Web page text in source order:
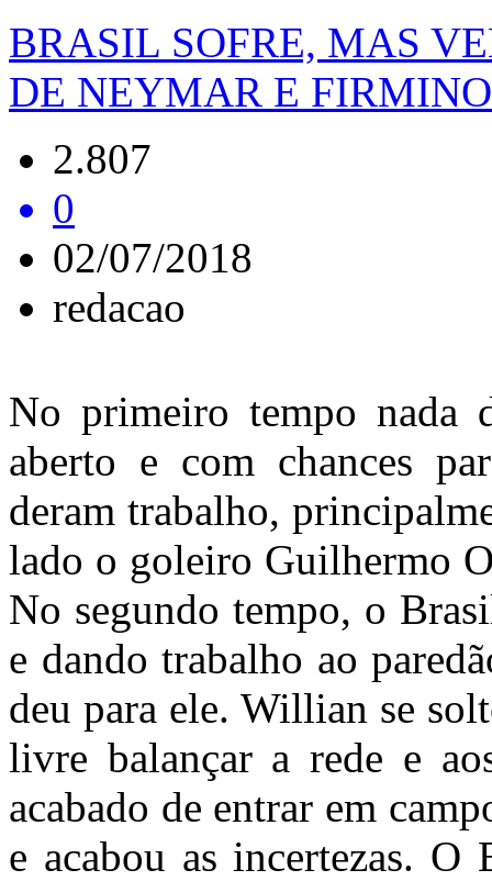
BRASIL SOFRE, MAS
DE NEYMAR E FIRMINO
2.807
0
02/07/2018
redacao
No primeiro tempo nada
aberto e com chances
deram trabalho,
lado o goleiro Guilhermo
No segundo tempo, o
e dando trabalho ao
deu para ele. Willian se
livre balançar a rede e
acabado de entrar em
e acabou as incertezas.